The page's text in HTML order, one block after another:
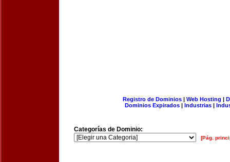
Registro de Dominios| Web Hosting |
Dominios Expirados | Industrias |
Categorías de Dominio:
[Pág.